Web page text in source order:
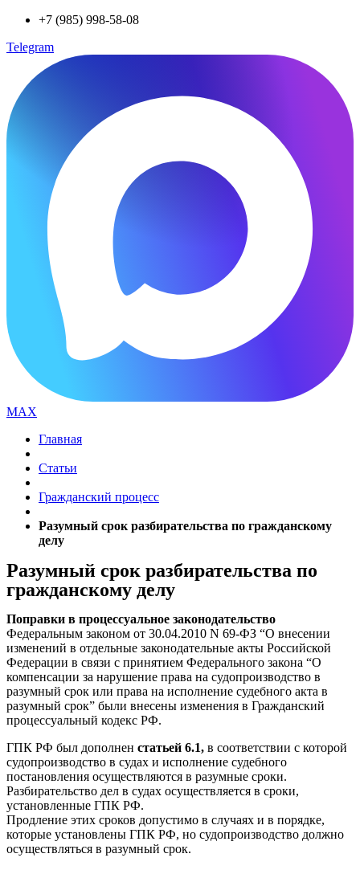
+7 (985) 998-58-08
Telegram
MAX
Главная
Статьи
Гражданский процесс
Разумный срок разбирательства по гражданскому
делу
Разумный срок разбирательства по
гражданскому делу
Поправки в процессуальное законодательство
Федеральным законом от 30.04.2010 N 69-ФЗ “О внесении
изменений в отдельные законодательные акты Российской
Федерации в связи с принятием Федерального закона “О
компенсации за нарушение права на судопроизводство в
разумный срок или права на исполнение судебного акта в
разумный срок” были внесены изменения в Гражданский
процессуальный кодекс РФ.
ГПК РФ был дополнен статьей 6.1, в соответствии с которой
судопроизводство в судах и исполнение судебного
постановления осуществляются в разумные сроки.
Разбирательство дел в судах осуществляется в сроки,
установленные ГПК РФ.
Продление этих сроков допустимо в случаях и в порядке,
которые установлены ГПК РФ, но судопроизводство должно
осуществляться в разумный срок.